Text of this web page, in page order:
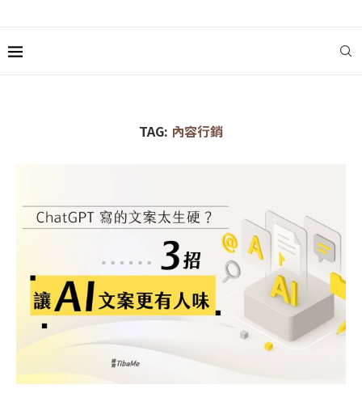
TAG: 內容行銷